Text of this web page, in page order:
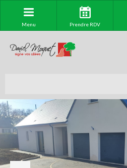
Menu Prendre RDV